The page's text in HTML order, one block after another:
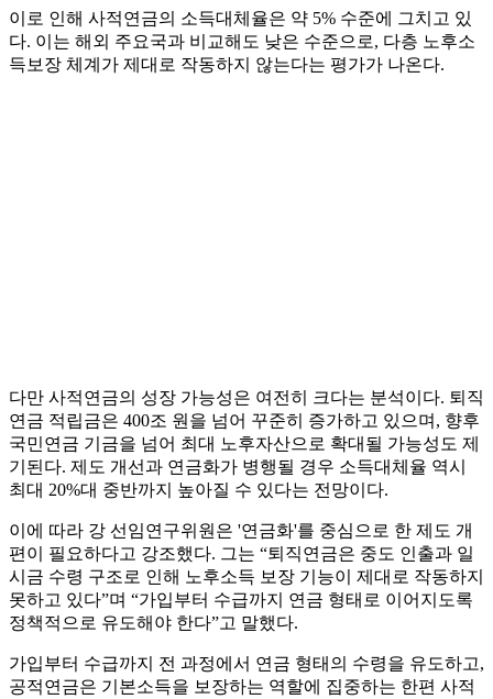
이로 인해 사적연금의 소득대체율은 약 5% 수준에 그치고 있
다. 이는 해외 주요국과 비교해도 낮은 수준으로, 다층 노후소
득보장 체계가 제대로 작동하지 않는다는 평가가 나온다.
다만 사적연금의 성장 가능성은 여전히 크다는 분석이다. 퇴직
연금 적립금은 400조 원을 넘어 꾸준히 증가하고 있으며, 향후
국민연금 기금을 넘어 최대 노후자산으로 확대될 가능성도 제
기된다. 제도 개선과 연금화가 병행될 경우 소득대체율 역시
최대 20%대 중반까지 높아질 수 있다는 전망이다.
이에 따라 강 선임연구위원은 '연금화'를 중심으로 한 제도 개
편이 필요하다고 강조했다. 그는 “퇴직연금은 중도 인출과 일
시금 수령 구조로 인해 노후소득 보장 기능이 제대로 작동하지
못하고 있다”며 “가입부터 수급까지 연금 형태로 이어지도록
정책적으로 유도해야 한다”고 말했다.
가입부터 수급까지 전 과정에서 연금 형태의 수령을 유도하고,
공적연금은 기본소득을 보장하는 역할에 집중하는 한편 사적